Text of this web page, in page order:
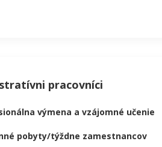
pracovníci
výmena a vzájomné učenie
pobyty/týždne zamestnancov